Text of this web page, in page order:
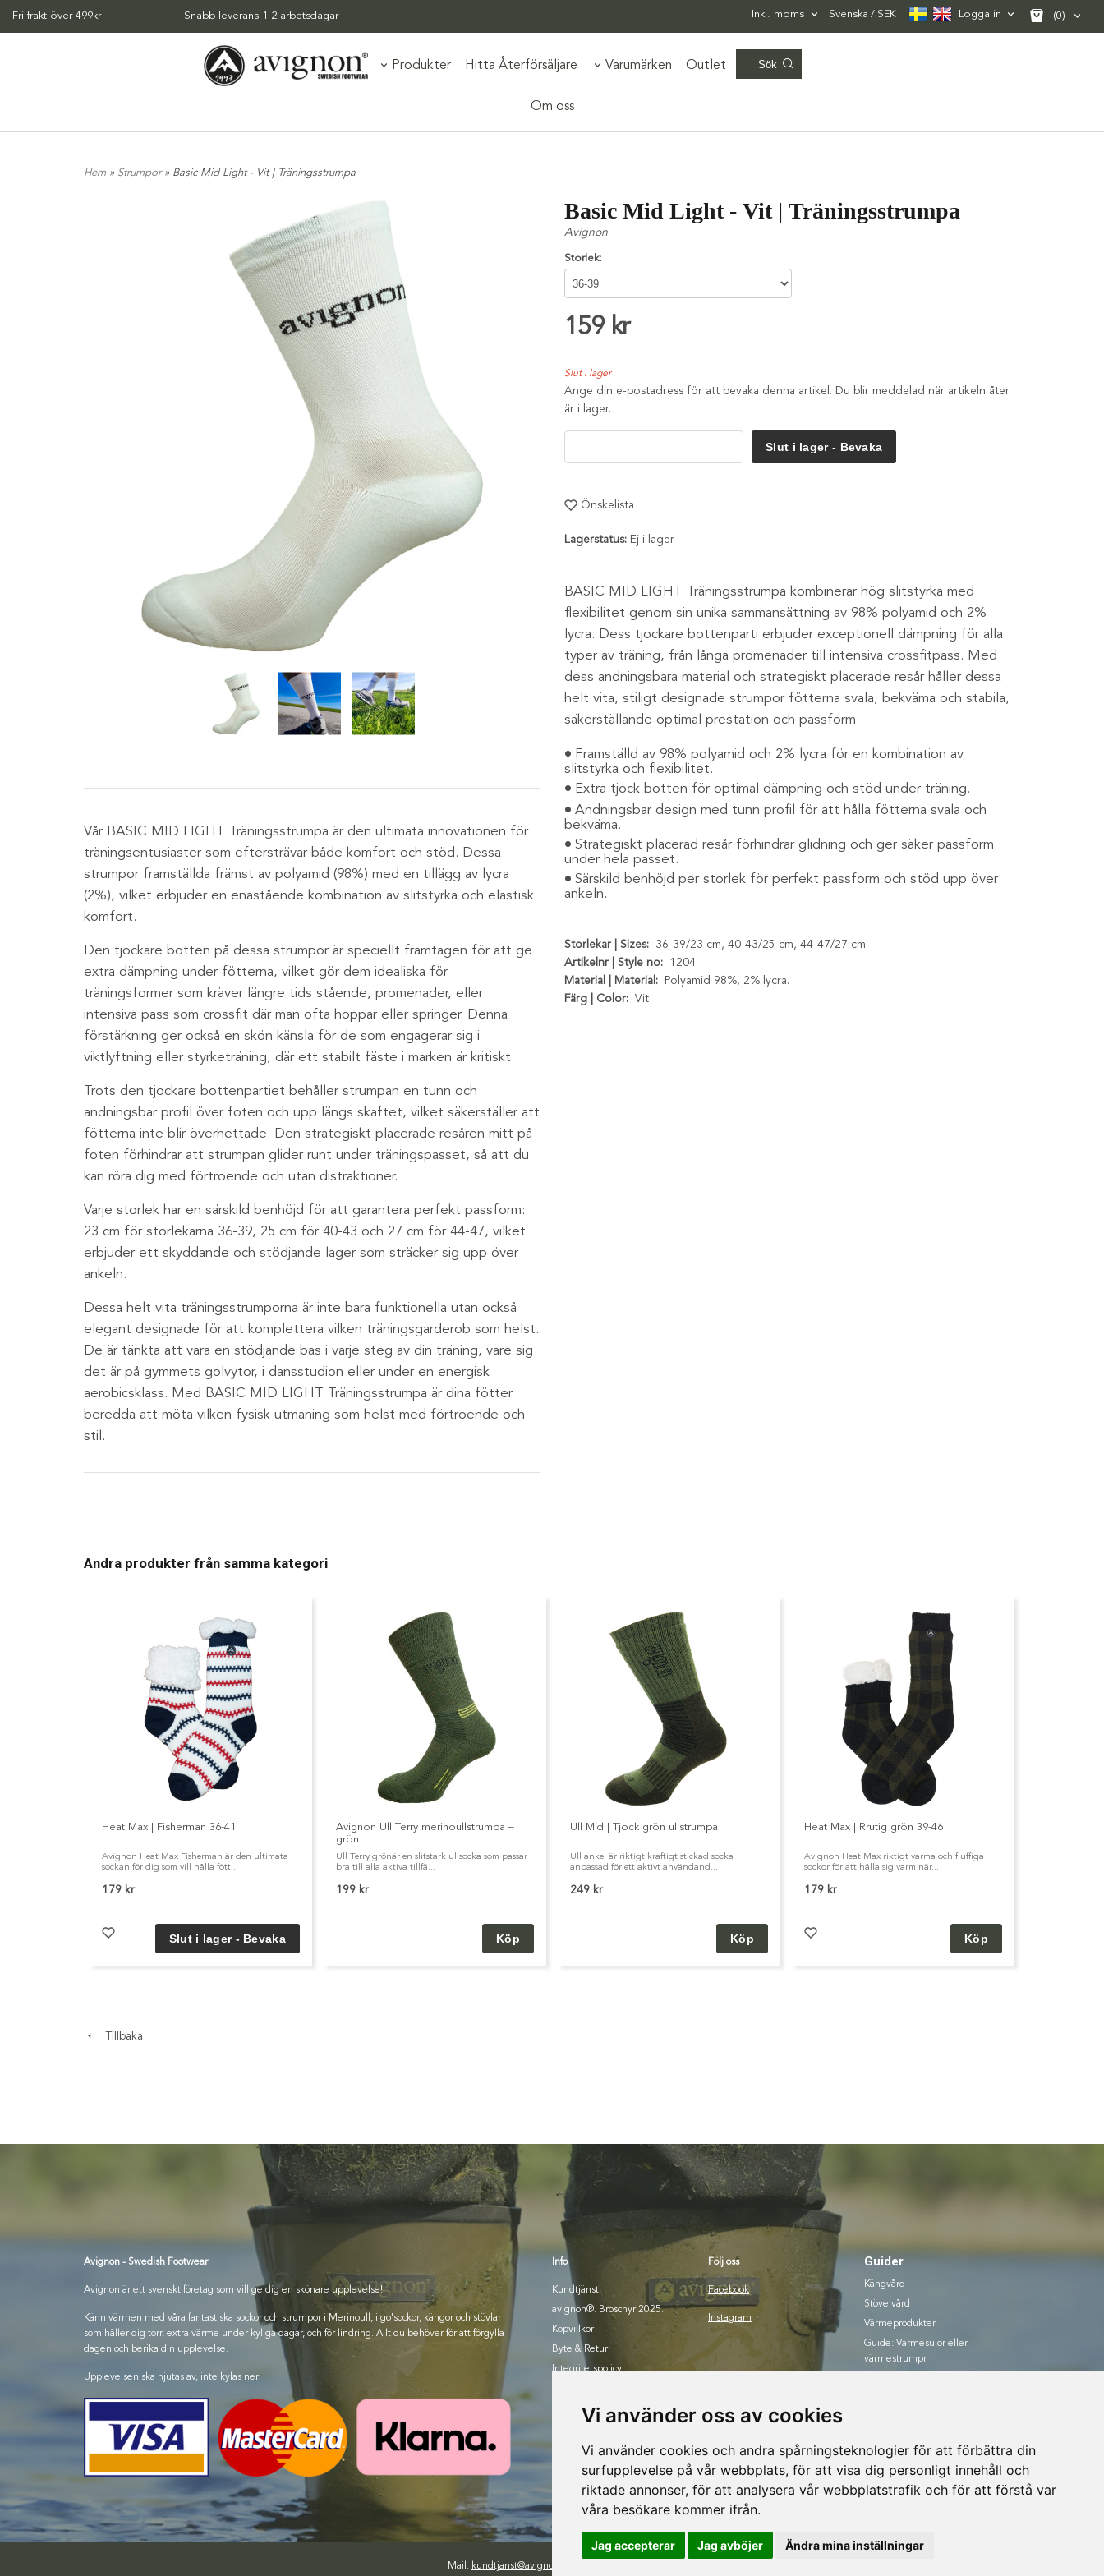
Vi använder oss av cookies
Vi använder cookies och andra spårningsteknologier för att förbättra din
surfupplevelse på vår webbplats, för att visa dig personligt innehåll och
riktade annonser, för att analysera vår webbplatstrafik och för att förstå var
våra besökare kommer ifrån.
Jag accepterar Jag avböjer Ändra mina inställningar
Fri frakt över 499kr Snabb leverans 1-2 arbetsdagar Inkl. moms Svenska SEK Logga in (0)
Produkter Hitta Återförsäljare Varumärken Outlet
Om oss
Hem » Strumpor » Basic Mid Light - Vit | Träningsstrumpa
Vår BASIC MID LIGHT Träningsstrumpa är den ultimata innovationen för
träningsentusiaster som eftersträvar både komfort och stöd. Dessa
strumpor framställda främst av polyamid (98%) med en tillägg av lycra
(2%), vilket erbjuder en enastående kombination av slitstyrka och elastisk
komfort.
Den tjockare botten på dessa strumpor är speciellt framtagen för att ge
extra dämpning under fötterna, vilket gör dem idealiska för
träningsformer som kräver längre tids stående, promenader, eller
intensiva pass som crossfit där man ofta hoppar eller springer. Denna
förstärkning ger också en skön känsla för de som engagerar sig i
viktlyftning eller styrketräning, där ett stabilt fäste i marken är kritiskt.
Trots den tjockare bottenpartiet behåller strumpan en tunn och
andningsbar profil över foten och upp längs skaftet, vilket säkerställer att
fötterna inte blir överhettade. Den strategiskt placerade resåren mitt på
foten förhindrar att strumpan glider runt under träningspasset, så att du
kan röra dig med förtroende och utan distraktioner.
Varje storlek har en särskild benhöjd för att garantera perfekt passform:
23 cm för storlekarna 36-39, 25 cm för 40-43 och 27 cm för 44-47, vilket
erbjuder ett skyddande och stödjande lager som sträcker sig upp över
ankeln.
Dessa helt vita träningsstrumporna är inte bara funktionella utan också
elegant designade för att komplettera vilken träningsgarderob som helst.
De är tänkta att vara en stödjande bas i varje steg av din träning, vare sig
det är på gymmets golvytor, i dansstudion eller under en energisk
aerobicsklass. Med BASIC MID LIGHT Träningsstrumpa är dina fötter
beredda att möta vilken fysisk utmaning som helst med förtroende och
stil.
Basic Mid Light - Vit | Träningsstrumpa
Avignon
Storlek:
159 kr
Slut i lager
Ange din e-postadress för att bevaka denna artikel. Du blir meddelad när artikeln åter
är i lager.
Slut i lager - Bevaka
Önskelista
Lagerstatus: Ej i lager
BASIC MID LIGHT Träningsstrumpa kombinerar hög slitstyrka med
flexibilitet genom sin unika sammansättning av 98% polyamid och 2%
lycra. Dess tjockare bottenparti erbjuder exceptionell dämpning för alla
typer av träning, från långa promenader till intensiva crossfitpass. Med
dess andningsbara material och strategiskt placerade resår håller dessa
helt vita, stiligt designade strumpor fötterna svala, bekväma och stabila,
säkerställande optimal prestation och passform.
Framställd av 98% polyamid och 2% lycra för en kombination av
slitstyrka och flexibilitet.
Extra tjock botten för optimal dämpning och stöd under träning.
Andningsbar design med tunn profil för att hålla fötterna svala och
bekväma.
Strategiskt placerad resår förhindrar glidning och ger säker passform
under hela passet.
Särskild benhöjd per storlek för perfekt passform och stöd upp över
ankeln.
Storlekar | Sizes:
36-39/23 cm, 40-43/25 cm, 44-47/27 cm.
Artikelnr | Style no:
1204
Material | Material:
Polyamid 98%, 2% lycra.
Färg | Color: Vit
Andra produkter från samma kategori
Heat Max | Fisherman 36-41
Avignon Heat Max Fisherman är den ultimata
sockan för dig som vill hålla fött...
179 kr
Avignon Ull Terry merinoullstrumpa –
grön
Ull Terry grönär en slitstark ullsocka som passar
bra till alla aktiva tillfä...
199 kr
Ull Mid | Tjock grön ullstrumpa
Ull ankel är riktigt kraftigt stickad socka
anpassad för ett aktivt användand...
249 kr
Heat Max | Rrutig grön 39-46
Avignon Heat Max riktigt varma och fluffiga
sockor för att hålla sig varm när...
179 kr
Köp
Tillbaka
Avignon - Swedish Footwear
Avignon är ett svenskt företag som vill ge dig en skönare upplevelse!
Känn värmen med våra fantastiska sockor och strumpor i Merinoull, i go'sockor, kängor och stövlar
som håller dig torr, extra värme under kyliga dagar, och för lindring. Allt du behöver för att förgylla
dagen och berika din upplevelse.
Upplevelsen ska njutas av, inte kylas ner!
Info
Kundtjänst
avignon®. Broschyr 2025.
Köpvillkor
Byte & Retur
Integritetspolicy
Bli återförsäljare
Följ oss
Facebook
Instagram
Guider
Kängvård
Stövelvård
Värmeprodukter
Guide: Värmesulor eller
värmestrumpr
Mail: kundtjanst@avignon.se